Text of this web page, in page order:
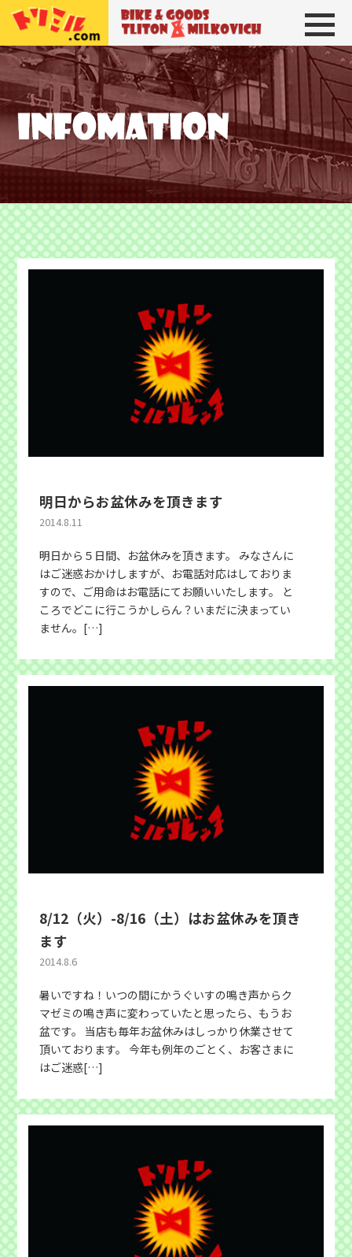
トリトン＆ミルコビッチ BIKE＆
明日からお盆休みを頂きます
2014.8.11
明日から５日間、お盆休みを頂きます。 みなさんに
はご迷惑おかけしますが、お電話対応はしておりま
すので、ご用命はお電話にてお願いいたします。 と
ころでどこに行こうかしらん？いまだに決まってい
ません。[…]
8/12（火）-8/16（土）はお盆休みを頂き
ます
2014.8.6
暑いですね！いつの間にかうぐいすの鳴き声からク
マゼミの鳴き声に変わっていたと思ったら、もうお
盆です。 当店も毎年お盆休みはしっかり休業させて
頂いております。 今年も例年のごとく、お客さまに
はご迷惑[…]